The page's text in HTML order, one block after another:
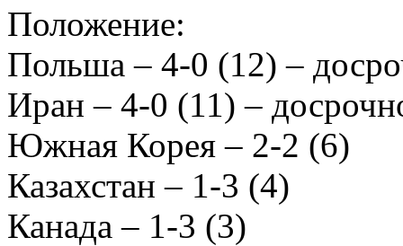
Положение:
Польша – 4-0 (12) –
Иран – 4-0 (11) –
Южная Корея – 2-2 (6)
Казахстан – 1-3 (4)
Канада – 1-3 (3)